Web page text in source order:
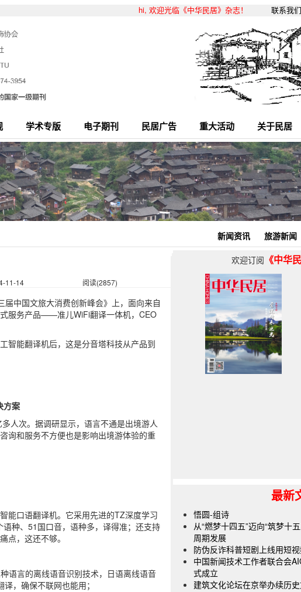
hi, 欢迎光临《中华民居》杂志！ 联系我们
学术专版 电子期刊 民居广告 重大活动 关于民居
新闻资讯 旅游新闻
11-14 阅读(2857)
中国文旅大消费创新峰会》上，面向来自
服务产品——准儿WiFi翻译一体机，CEO
智能翻译机后，这是分音塔科技从产品到
方案
人次。据调研显示，语言不通是出境游人
询和服务不方便也是影响出境游体验的重
能口语翻译机。它采用先进的TZ深度学习
种、51国口音，语种多，译得准；还支持
点，这还不够。
语言的离线语音识别技术，日语离线语音
，确保不联网也能用；
欢迎订阅 《中华
最新
悟圆-组诗
从“燃梦十四五”迈向“筑梦十
周期发展
防伪反诈科普短剧上线用短
中国新闻技术工作者联合会
式成立
建筑文化论坛在京举办续历